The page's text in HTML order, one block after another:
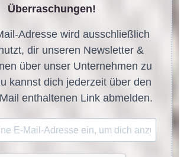
Überraschungen!
Adresse wird ausschließlich
dir unseren Newsletter &
über unser Unternehmen zu
kannst dich jederzeit über den
enthaltenen Link abmelden.